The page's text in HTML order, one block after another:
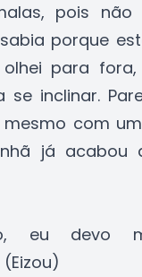
pois
porque
para
se inclinar.
com
já acabou
eu devo